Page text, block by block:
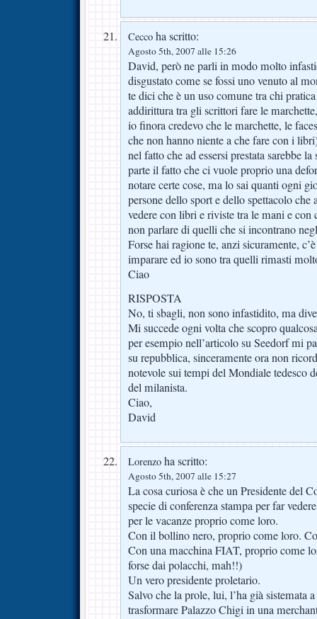
Cecco ha scritto:
Agosto 5th, 2007 alle 15:26
David, però ne parli in modo molto
disgustato come se fossi uno venuto al
te dici che è un uso comune tra chi
addirittura tra gli scrittori fare le
io finora credevo che le marchette, le
che non hanno niente a che fare con i
nel fatto che ad essersi prestata sarebbe
parte il fatto che ci vuole proprio una
notare certe cose, ma lo sai quanti ogni
persone dello sport e dello spettacolo
vedere con libri e riviste tra le mani e con
non parlare di quelli che si incontrano
Forse hai ragione te, anzi sicuramente,
imparare ed io sono tra quelli rimasti
Ciao
RISPOSTA
No, ti sbagli, non sono infastidito, ma
Mi succede ogni volta che scopro
per esempio nell’articolo su Seedorf mi
su repubblica, sinceramente ora non
notevole sui tempi del Mondiale tedesco
del milanista.
Ciao,
David
Lorenzo ha scritto:
Agosto 5th, 2007 alle 15:27
La cosa curiosa è che un Presidente del
specie di conferenza stampa per far
per le vacanze proprio come loro.
Con il bollino nero, proprio come loro.
Con una macchina FIAT, proprio come
forse dai polacchi, mah!!)
Un vero presidente proletario.
Salvo che la prole, lui, l’ha già sistemata
trasformare Palazzo Chigi in una